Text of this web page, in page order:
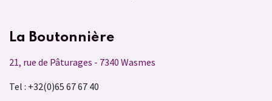
La Boutonnière
21, rue de Pâturages - 7340 Wasmes
Tel : +32(0)65 67 67 40